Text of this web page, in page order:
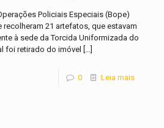
Policiais Especiais (Bope)
21 artefatos, que estavam
à sede da Torcida Uniformizada do
foi retirado do imóvel […]
0 Leia mais